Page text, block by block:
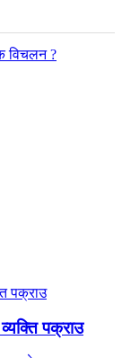
विचलन ?
पक्राउ